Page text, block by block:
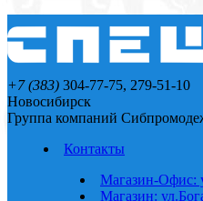
+7 (383) 304-77-75, 279-51-10
Новосибирск
Группа компаний
Контакты
Магазин-Офис:
Магазин: